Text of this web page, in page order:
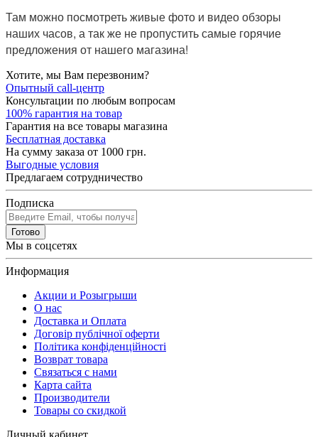
Там можно посмотреть живые фото и видео обзоры
наших часов, а так же не пропустить самые горячие
предложения от нашего магазина!
Хотите, мы Вам перезвоним?
Опытный call-центр
Консультации по любым вопросам
100% гарантия на товар
Гарантия на все товары магазина
Бесплатная доставка
На сумму заказа от 1000 грн.
Выгодные условия
Предлагаем сотрудничество
Подписка
Готово
Мы в соцсетях
Информация
Акции и Розыгрыши
О нас
Доставка и Оплата
Договір публічної оферти
Політика конфіденційності
Возврат товара
Связаться с нами
Карта сайта
Производители
Товары со скидкой